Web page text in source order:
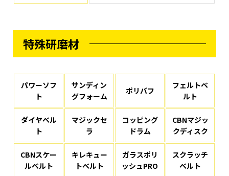
特殊研磨材
パワーソフ
ト
サンディン
グフォーム
ポリバフ
フェルトベ
ルト
ダイヤベル
ト
マジックセ
ラ
コッピング
ドラム
CBNマジッ
クディスク
CBNスケー
ルベルト
キレキュー
トベルト
ガラスポリ
ッシュPRO
スクラッチ
ベルト